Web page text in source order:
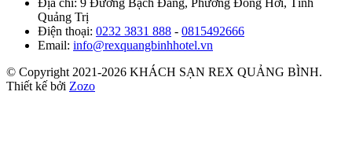
Địa chỉ: 9 Đường Bạch Đằng, Phường Đồng Hới, Tỉnh
Quảng Trị
Điện thoại:0232 3831 888-0815492666
© Copyright 2021-2026 KHÁCH SẠN REX QUẢNG BÌNH.